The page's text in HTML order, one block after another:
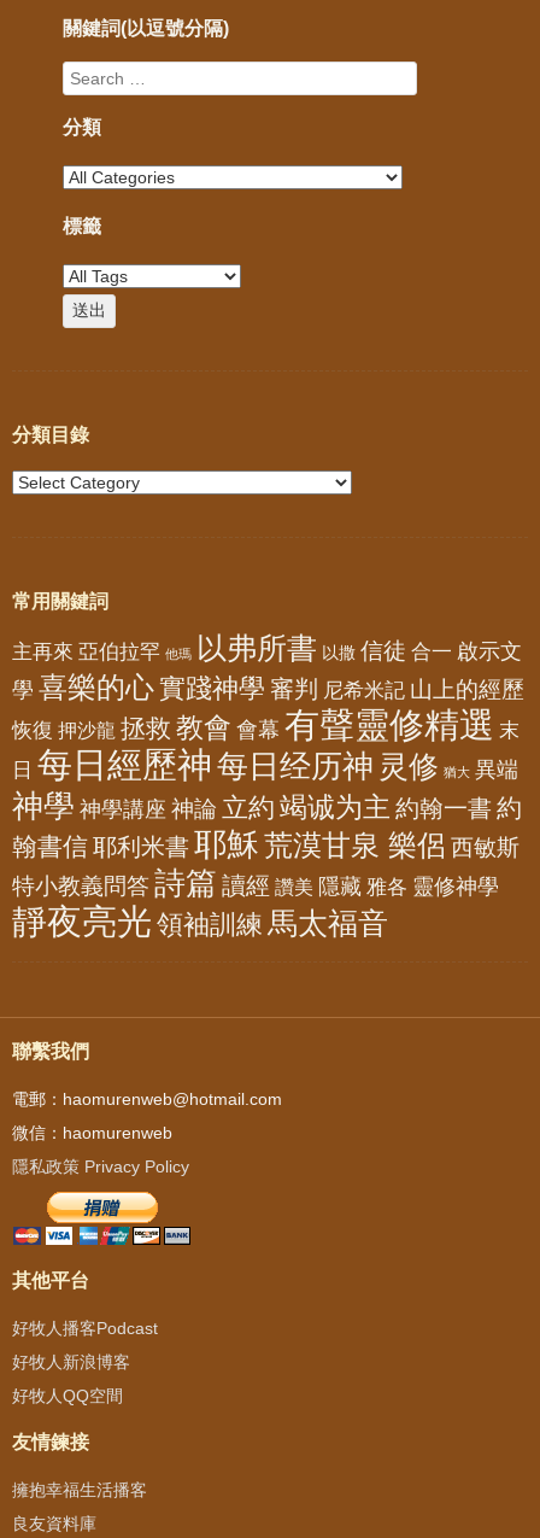
關鍵詞(以逗號分隔)
分類
標籤
分類目錄
常用關鍵詞
主再來 亞伯拉罕 他瑪 以弗所書 以撒 信徒 合一 啟示文
學 喜樂的心實踐神學 審判 尼希米記 山上的經歷
恢復 押沙龍 拯救 教會 會幕 有聲靈修精選 末
日 每日經歷神 每日经历神 灵修 猶大 異端
神學 神學講座 神論 立約 竭诚为主 約翰一書 約
翰書信耶利米書 耶穌荒漠甘泉 樂侶 西敏斯
特小教義問答詩篇 讀經 讚美 隱藏 雅各 靈修神學
靜夜亮光 領袖訓練 馬太福音
聯繫我們
電郵：haomurenweb@hotmail.com
微信：haomurenweb
隱私政策 Privacy Policy
其他平台
好牧人播客Podcast
好牧人新浪博客
好牧人QQ空間
友情鍊接
擁抱幸福生活播客
良友資料庫